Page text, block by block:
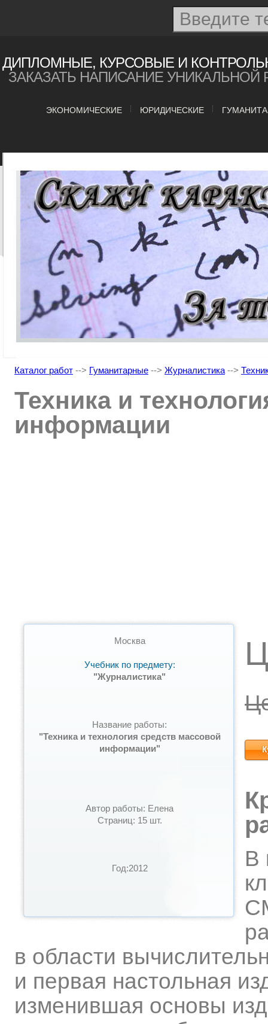
ДИПЛОМНЫЕ, КУРСОВЫЕ И
ЗАКАЗАТЬ НАПИСАНИЕ
ЭКОНОМИЧЕСКИЕ ЮРИДИЧЕСКИЕ
Каталог работ --> Гуманитарные --> Журналистика -->
Техника и
информации
Москва
Учебник по предмету:
"Журналистика"
Название работы:
"Техника и технология средств массовой
информации"
Автор работы: Елена
Страниц: 15 шт.
Год:2012
В
в области
и первая настольная
изменившая основы